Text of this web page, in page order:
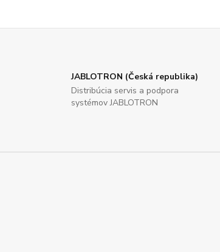
JABLOTRON (Česká republika)
Distribúcia servis a podpora
systémov JABLOTRON